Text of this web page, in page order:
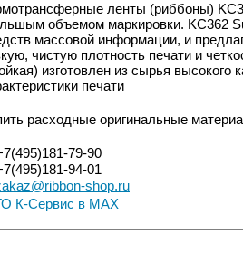
ленты (риббоны)
объемом маркировки. KC362
массовой информации, и
чистую плотность печати и
изготовлен из сырья
печати
расходные оригинальные
79-90
94-01
shop.ru
К-Сервис в MAX